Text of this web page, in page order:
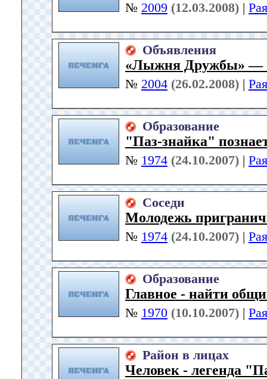
№ 2009 (12.03.2008) |
Объявления
«Лыжня Дружбы» —
№ 2004 (26.02.2008) |
Образование
"Паз-знайка"
№ 1974 (24.10.2007) |
Соседи
Молодежь
№ 1974 (24.10.2007) |
Образование
Главное - найти
№ 1970 (10.10.2007) |
Район в лицах
Человек - легенда